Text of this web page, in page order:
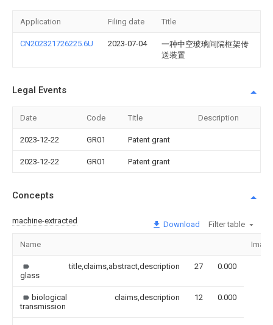
Application Filing date Title
CN202321726225.6U 2023-07-04
一种中空玻璃间隔框架传
送装置
Legal Events
Date Code Title Description
2023-12-22 GR01 Patent grant
2023-12-22 GR01 Patent grant
Concepts
machine-extracted Download Filter table
Name Image
glass
title,claims,abstract,description 27 0.000
biological
transmission
claims,description 12 0.000